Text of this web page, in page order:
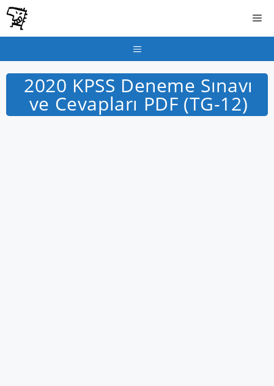
İçeriğe
atla
2020 KPSS Deneme Sınavı
ve Cevapları PDF (TG-12)